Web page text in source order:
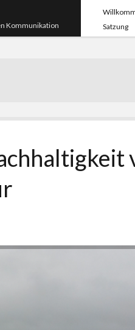
Kommunikation
Satzung